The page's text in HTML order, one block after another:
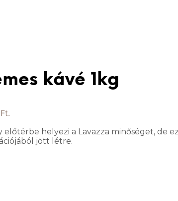
kávé 1kg
helyezi a Lavazza minőséget, de
jött létre.